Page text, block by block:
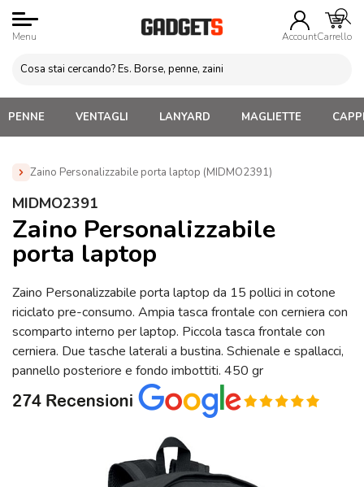
Menu AccountCarrello
PENNE VENTAGLI LANYARD MAGLIETTE
Zaino Personalizzabile porta laptop (MIDMO2391)
Home » Zaini Personalizzati e Marsupi
(MIDMO2391)
MIDMO2391
Zaino Personalizzabile
porta laptop
Zaino Personalizzabile porta laptop da 15 pollici in cotone
riciclato pre-consumo. Ampia tasca frontale con cerniera con
scomparto interno per laptop. Piccola tasca frontale con
cerniera. Due tasche laterali a bustina. Schienale e spallacci,
pannello posteriore e fondo imbottiti. 450 gr